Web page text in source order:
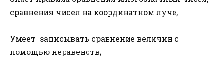
сравнения чисел на координатном луче,
Умеет записывать сравнение величин с
помощью неравенств;